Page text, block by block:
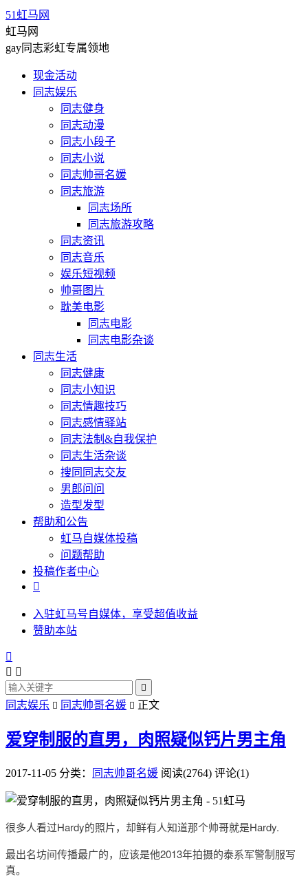
51虹马网
虹马网
gay同志彩虹专属领地
现金活动
同志娱乐
同志健身
同志动漫
同志小段子
同志小说
同志帅哥名媛
同志旅游
同志场所
同志旅游攻略
同志资讯
同志音乐
娱乐短视频
帅哥图片
耽美电影
同志电影
同志电影杂谈
同志生活
同志健康
同志小知识
同志情趣技巧
同志感情驿站
同志法制&自我保护
同志生活杂谈
搜同同志交友
男郎问问
造型发型
帮助和公告
虹马自媒体投稿
问题帮助
投稿作者中心

入驻虹马号自媒体，享受超值收益
赞助本站

 

同志娱乐  同志帅哥名媛  正文
爱穿制服的直男，肉照疑似钙片男主角
2017-11-05 分类： 同志帅哥名媛 阅读(2764) 评论(1)
很多人看过Hardy的照片，却鲜有人知道那个帅哥就是Hardy.
最出名坊间传播最广的，应该是他2013年拍摄的泰系军警制服写
真。